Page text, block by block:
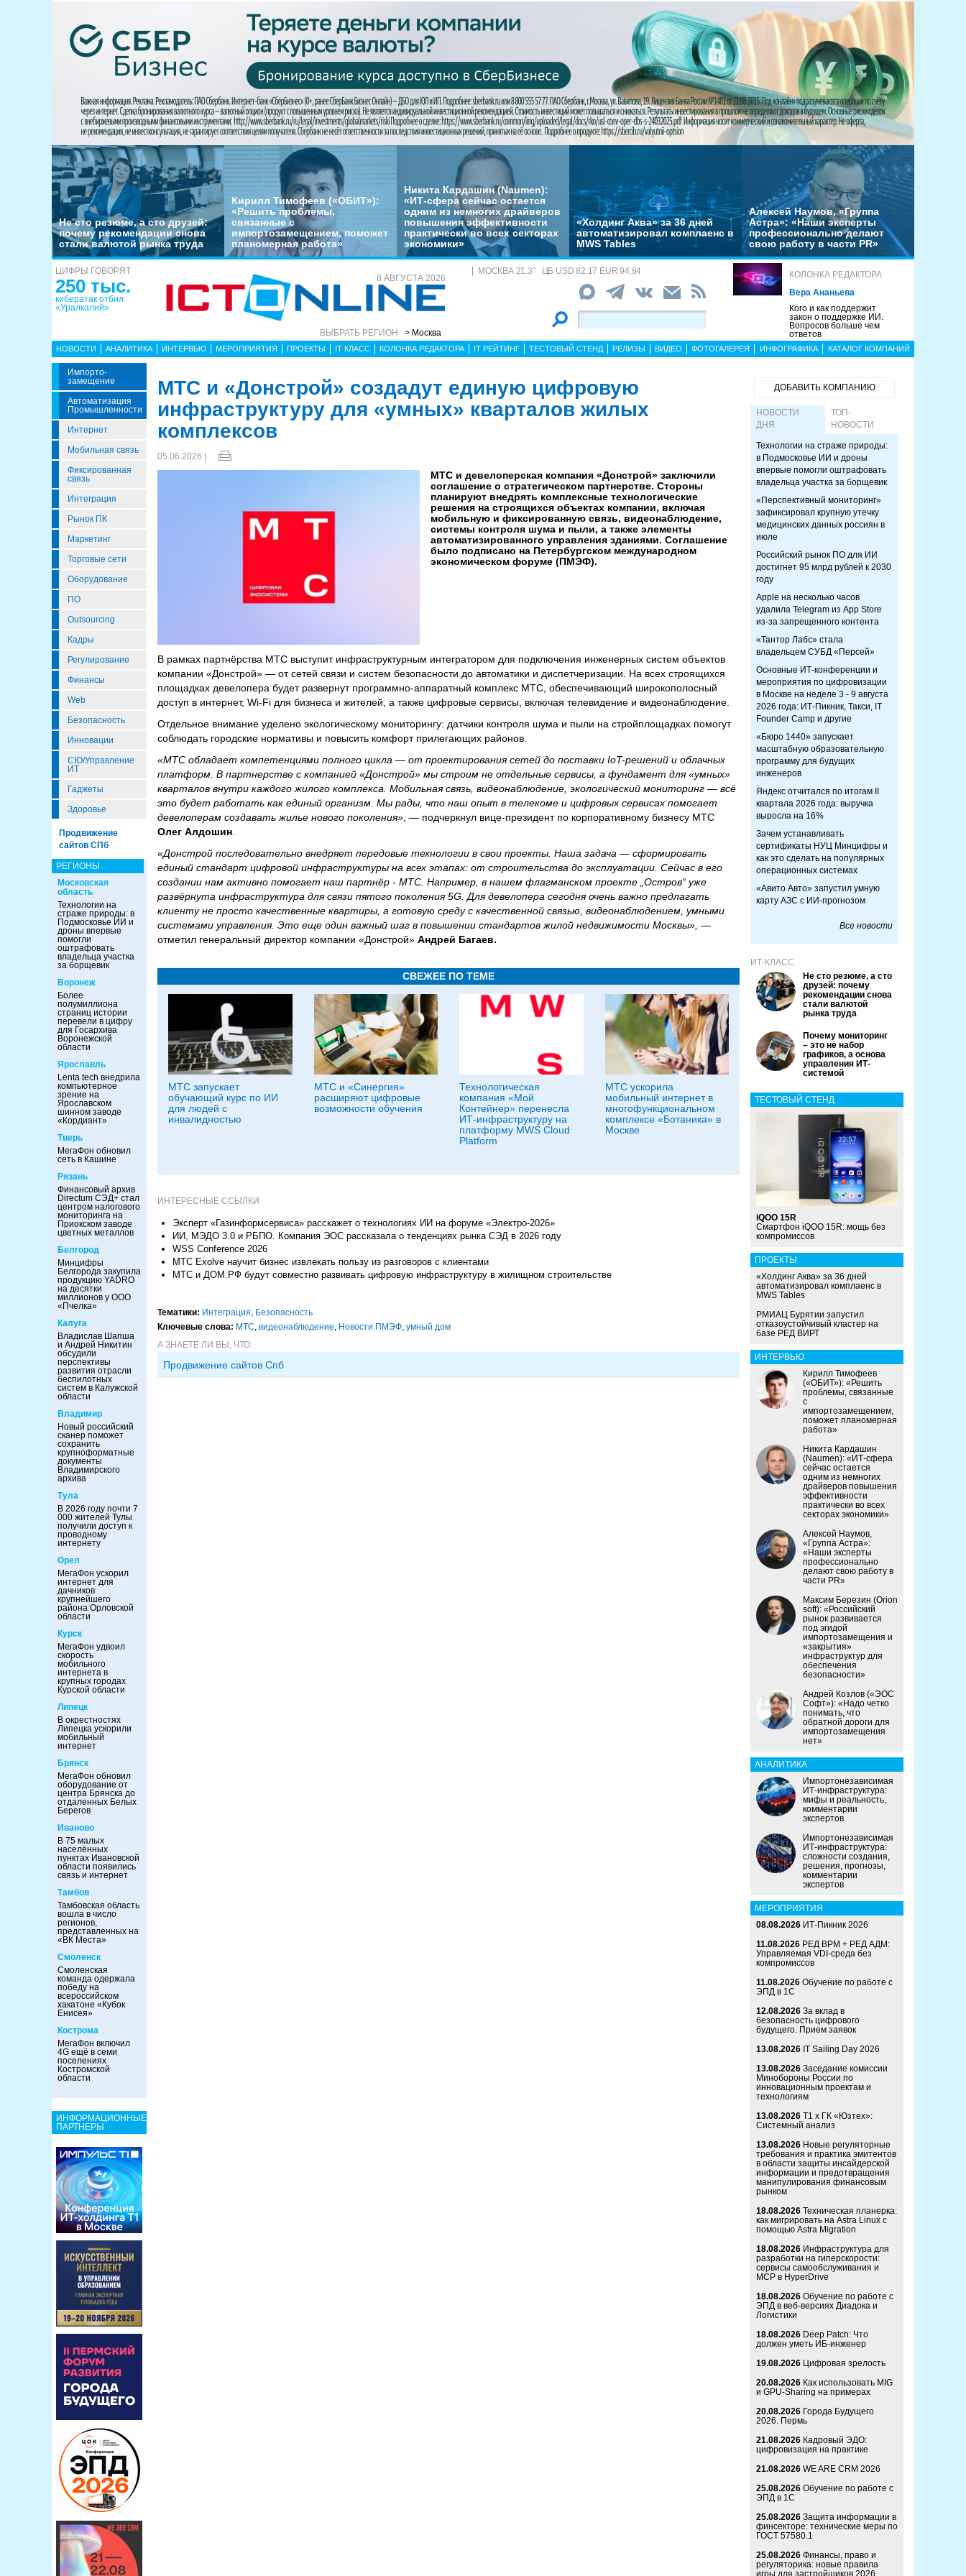
Не сто резюме, а сто друзей:
почему рекомендации снова
стали валютой рынка труда
Кирилл Тимофеев («ОБИТ»):
«Решить проблемы,
связанные с
импортозамещением, поможет
планомерная работа»
Никита Кардашин (Naumen):
«ИТ-сфера сейчас остается
одним из немногих драйверов
повышения эффективности
практически во всех секторах
экономики»
«Холдинг Аква» за 36 дней
автоматизировал комплаенс в
MWS Tables
Алексей Наумов, «Группа
Астра»: «Наши эксперты
профессионально делают
свою работу в части PR»
ЦИФРЫ ГОВОРЯТ
250 тыс.
кибератак отбил
«Уралкалий»
8 АВГУСТА 2026
ВЫБРАТЬ РЕГИОН > Москва
МОСКВА 21.3° ЦБ USD 82.17 EUR 94.84
КОЛОНКА РЕДАКТОРА
Вера Ананьева
Кого и как поддержит
закон о поддержке ИИ.
Вопросов больше чем
ответов
НОВОСТИ АНАЛИТИКА ИНТЕРВЬЮ МЕРОПРИЯТИЯ ПРОЕКТЫ IT КЛАСС КОЛОНКА РЕДАКТОРА IT РЕЙТИНГ ТЕСТОВЫЙ СТЕНД РЕЛИЗЫ ВИДЕО ФОТОГАЛЕРЕЯ ИНФОГРАФИКА КАТАЛОГ КОМПАНИЙ
Импорто­
Замещение
Автоматизация
Промышленности
Интернет
Мобильная связь
Фиксированная
связь
Интеграция
Рынок ПК
Маркетинг
Торговые сети
Оборудование
ПО
Outsourcing
Кадры
Регулирование
Финансы
Web
Безопасность
Инновации
CIO/Управление
ИТ
Гаджеты
Здоровье
Продвижение
сайтов СПб
РЕГИОНЫ
Московская
область
Технологии на
страже природы: в
Подмосковье ИИ и
дроны впервые
помогли
оштрафовать
владельца участка
за борщевик
Воронеж
Более
полумиллиона
страниц истории
перевели в цифру
для Госархива
Воронежской
области
Ярославль
Lenta tech внедрила
компьютерное
зрение на
Ярославском
шинном заводе
«Кордиант»
Тверь
МегаФон обновил
сеть в Кашине
Рязань
Финансовый архив
Directum СЭД+ стал
центром налогового
мониторинга на
Приокском заводе
цветных металлов
Белгород
Минцифры
Белгорода закупила
продукцию YADRO
на десятки
миллионов у ООО
«Пчелка»
Калуга
Владислав Шапша
и Андрей Никитин
обсудили
перспективы
развития отрасли
беспилотных
систем в Калужской
области
Владимир
Новый российский
сканер поможет
сохранить
крупноформатные
документы
Владимирского
архива
Тула
В 2026 году почти 7
000 жителей Тулы
получили доступ к
проводному
интернету
Орел
МегаФон ускорил
интернет для
дачников
крупнейшего
района Орловской
области
Курск
МегаФон удвоил
скорость
мобильного
интернета в
крупных городах
Курской области
Липецк
В окрестностях
Липецка ускорили
мобильный
интернет
Брянск
МегаФон обновил
оборудование от
центра Брянска до
отдаленных Белых
Берегов
Иваново
В 75 малых
населённых
пунктах Ивановской
области появились
связь и интернет
Тамбов
Тамбовская область
вошла в число
регионов,
представленных на
«ВК Места»
Смоленск
Смоленская
команда одержала
победу на
всероссийском
хакатоне «Кубок
Енисея»
Кострома
МегаФон включил
4G ещё в семи
поселениях
Костромской
области
ИНФОРМАЦИОННЫЕ
ПАРТНЕРЫ
МТС и «Донстрой» создадут единую цифровую
инфраструктуру для «умных» кварталов жилых
комплексов
05.06.2026 |
МТС и девелоперская компания «Донстрой» заключили
соглашение о стратегическом партнерстве. Стороны
планируют внедрять комплексные технологические
решения на строящихся объектах компании, включая
мобильную и фиксированную связь, видеонаблюдение,
системы контроля шума и пыли, а также элементы
автоматизированного управления зданиями. Соглашение
было подписано на Петербургском международном
экономическом форуме (ПМЭФ).
В рамках партнёрства МТС выступит инфраструктурным интегратором для подключения инженерных систем объектов
компании «Донстрой» — от сетей связи и систем безопасности до автоматики и диспетчеризации. На всех строящихся
площадках девелопера будет развернут программно-аппаратный комплекс МТС, обеспечивающий широкополосный
доступ в интернет, Wi-Fi для бизнеса и жителей, а также цифровые сервисы, включая телевидение и видеонаблюдение.
Отдельное внимание уделено экологическому мониторингу: датчики контроля шума и пыли на стройплощадках помогут
соблюдать городские нормативы и повысить комфорт прилегающих районов.
«МТС обладает компетенциями полного цикла — от проектирования сетей до поставки IoT-решений и облачных
платформ. В партнерстве с компанией «Донстрой» мы строим не отдельные сервисы, а фундамент для «умных»
кварталов внутри каждого жилого комплекса. Мобильная связь, видеонаблюдение, экологический мониторинг — всё
это будет работать как единый организм. Мы рады, что наш опыт в телекоме и цифровых сервисах помогает
девелоперам создавать жилье нового поколения» , — подчеркнул вице-президент по корпоративному бизнесу МТС
Олег Алдошин
«Донстрой последовательно внедряет передовые технологии в свои проекты. Наша задача — сформировать
единый стандарт цифровой инфраструктуры на всех этапах: от строительства до эксплуатации. Сейчас в его
создании нам активно помогает наш партнёр - МТС. Например, в нашем флагманском проекте „Остров“ уже
развёрнута инфраструктура для связи пятого поколения 5G. Для девелопера сегодня очень важно предлагать
клиенту не просто качественные квартиры, а готовую среду с качественной связью, видеонаблюдением, умными
системами управления. Это еще один важный шаг в повышении стандартов жилой недвижимости Москвы», —
отметил генеральный директор компании «Донстрой» Андрей Багаев.
СВЕЖЕЕ ПО ТЕМЕ
МТС запускает
обучающий курс по ИИ
для людей с
инвалидностью
МТС и «Синергия»
расширяют цифровые
возможности обучения
Технологическая
компания «Мой
Контейнер» перенесла
ИТ-инфраструктуру на
платформу MWS Cloud
Platform
МТС ускорила
мобильный интернет в
многофункциональном
комплексе «Ботаника» в
Москве
ИНТЕРЕСНЫЕ ССЫЛКИ
Эксперт «Газинформсервиса» расскажет о технологиях ИИ на форуме «Электро-2026»
ИИ, МЭДО 3.0 и РБПО. Компания ЭОС рассказала о тенденциях рынка СЭД в 2026 году
WSS Conference 2026
МТС Exolve научит бизнес извлекать пользу из разговоров с клиентами
МТС и ДОМ.РФ будут совместно развивать цифровую инфраструктуру в жилищном строительстве
Тематики: Интеграция, Безопасность
Ключевые слова: МТС, видеонаблюдение, Новости ПМЭФ, умный дом
А ЗНАЕТЕ ЛИ ВЫ, ЧТО:
Продвижение сайтов Спб
ДОБАВИТЬ КОМПАНИЮ
НОВОСТИ
ДНЯ
ТОП-
НОВОСТИ
Технологии на страже природы:
в Подмосковье ИИ и дроны
впервые помогли оштрафовать
владельца участка за борщевик
«Перспективный мониторинг»
зафиксировал крупную утечку
медицинских данных россиян в
июле
Российский рынок ПО для ИИ
достигнет 95 млрд рублей к 2030
году
Apple на несколько часов
удалила Telegram из App Store
из-за запрещенного контента
«Тантор Лабс» стала
владельцем СУБД «Персей»
Основные ИТ-конференции и
мероприятия по цифровизации
в Москве на неделе 3 - 9 августа
2026 года: ИТ-Пикник, Такси, IT
Founder Camp и другие
«Бюро 1440» запускает
масштабную образовательную
программу для будущих
инженеров
Яндекс отчитался по итогам II
квартала 2026 года: выручка
выросла на 16%
Зачем устанавливать
сертификаты НУЦ Минцифры и
как это сделать на популярных
операционных системах
«Авито Авто» запустил умную
карту АЗС с ИИ-прогнозом
Все новости
ИТ-КЛАСС
Не сто резюме, а сто
друзей: почему
рекомендации снова
стали валютой
рынка труда
Почему мониторинг
– это не набор
графиков, а основа
управления ИТ-
системой
ТЕСТОВЫЙ СТЕНД
iQOO 15R
Смартфон iQOO 15R: мощь без
компромиссов
ПРОЕКТЫ
«Холдинг Аква» за 36 дней
автоматизировал комплаенс в
MWS Tables
РМИАЦ Бурятии запустил
отказоустойчивый кластер на
базе РЕД ВИРТ
ИНТЕРВЬЮ
Кирилл Тимофеев
(«ОБИТ»): «Решить
проблемы, связанные
с
импортозамещением,
поможет планомерная
работа»
Никита Кардашин
(Naumen): «ИТ-сфера
сейчас остается
одним из немногих
драйверов повышения
эффективности
практически во всех
секторах экономики»
Алексей Наумов,
«Группа Астра»:
«Наши эксперты
профессионально
делают свою работу в
части PR»
Максим Березин (Orion
soft): «Российский
рынок развивается
под эгидой
импортозамещения и
«закрытия»
инфраструктур для
обеспечения
безопасности»
Андрей Козлов («ЭОС
Софт»): «Надо четко
понимать, что
обратной дороги для
импортозамещения
нет»
АНАЛИТИКА
Импортонезависимая
ИТ-инфраструктура:
мифы и реальность,
комментарии
экспертов
Импортонезависимая
ИТ-инфраструктура:
сложности создания,
решения, прогнозы,
комментарии
экспертов
МЕРОПРИЯТИЯ
08.08.2026 ИТ-Пикник 2026
11.08.2026 РЕД ВРМ + РЕД АДМ:
Управляемая VDI-среда без
компромиссов
11.08.2026 Обучение по работе с
ЭПД в 1С
12.08.2026 За вклад в
безопасность цифрового
будущего. Прием заявок
13.08.2026 IT Sailing Day 2026
13.08.2026 Заседание комиссии
Минобороны России по
инновационным проектам и
технологиям
13.08.2026 Т1 x ГК «Юзтех»:
Системный анализ
13.08.2026 Новые регуляторные
требования и практика эмитентов
в области защиты инсайдерской
информации и предотвращения
манипулирования финансовым
рынком
18.08.2026 Техническая планерка:
как мигрировать на Astra Linux с
помощью Astra Migration
18.08.2026 Инфраструктура для
разработки на гиперскорости:
сервисы самообслуживания и
MCP в HyperDrive
18.08.2026 Обучение по работе с
ЭПД в веб-версиях Диадока и
Логистики
18.08.2026 Deep Patch: Что
должен уметь ИБ-инженер
19.08.2026 Цифровая зрелость
20.08.2026 Как использовать MIG
и GPU-Sharing на примерах
20.08.2026 Города Будущего
2026. Пермь
21.08.2026 Кадровый ЭДО:
цифровизация на практике
21.08.2026 WE ARE CRM 2026
25.08.2026 Обучение по работе с
ЭПД в 1С
25.08.2026 Защита информации в
финсекторе: технические меры по
ГОСТ 57580.1
25.08.2026 Финансы, право и
регуляторика: новые правила